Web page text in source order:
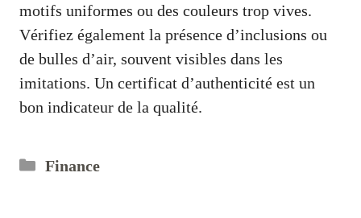
motifs uniformes ou des couleurs trop vives.
Vérifiez également la présence d’inclusions ou
de bulles d’air, souvent visibles dans les
imitations. Un certificat d’authenticité est un
bon indicateur de la qualité.
Catégories
Finance